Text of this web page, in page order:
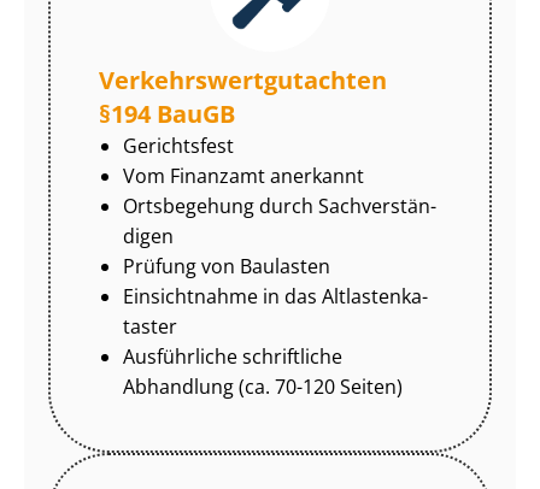
Ver­kehrs­wert­gut­ach­ten
§194 BauGB
Gerichtsfest
Vom Finanzamt anerkannt
Ortsbegehung durch Sach­ver­stän­
di­gen
Prüfung von Baulasten
Einsichtnahme in das Alt­las­ten­ka­
tas­ter
Ausführliche schriftliche
Abhandlung (ca. 70-120 Seiten)